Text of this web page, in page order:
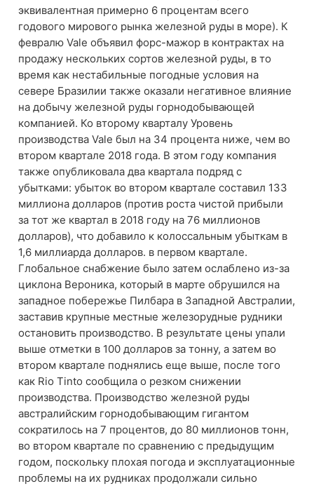
эквивалентная примерно 6 процентам всего
годового мирового рынка железной руды в море). К
февралю Vale объявил форс-мажор в контрактах на
продажу нескольких сортов железной руды, в то
время как нестабильные погодные условия на
севере Бразилии также оказали негативное влияние
на добычу железной руды горнодобывающей
компанией. Ко второму кварталу Уровень
производства Vale был на 34 процента ниже, чем во
втором квартале 2018 года. В этом году компания
также опубликовала два квартала подряд с
убытками: убыток во втором квартале составил 133
миллиона долларов (против роста чистой прибыли
за тот же квартал в 2018 году на 76 миллионов
долларов), что добавило к колоссальным убыткам в
1,6 миллиарда долларов. в первом квартале.
Глобальное снабжение было затем ослаблено из-за
циклона Вероника, который в марте обрушился на
западное побережье Пилбара в Западной Австралии,
заставив крупные местные железорудные рудники
остановить производство. В результате цены упали
выше отметки в 100 долларов за тонну, а затем во
втором квартале поднялись еще выше, после того
как Rio Tinto сообщила о резком снижении
производства. Производство железной руды
австралийским горнодобывающим гигантом
сократилось на 7 процентов, до 80 миллионов тонн,
во втором квартале по сравнению с предыдущим
годом, поскольку плохая погода и эксплуатационные
проблемы на их рудниках продолжали сильно